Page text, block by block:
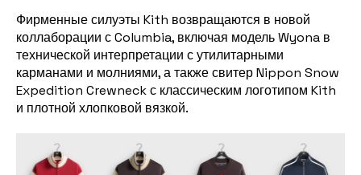
Фирменные силуэты Kith возвращаются в новой
коллаборации с Columbia, включая модель Wyona в
технической интерпретации с утилитарными
карманами и молниями, а также свитер Nippon Snow
Expedition Crewneck с классическим логотипом Kith
и плотной хлопковой вязкой.